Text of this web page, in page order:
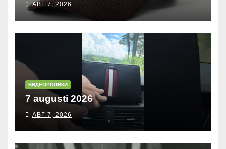
АВГ 7, 2026
ВИДЕОРОЛИКИ
7 augusti 2026
АВГ 7, 2026